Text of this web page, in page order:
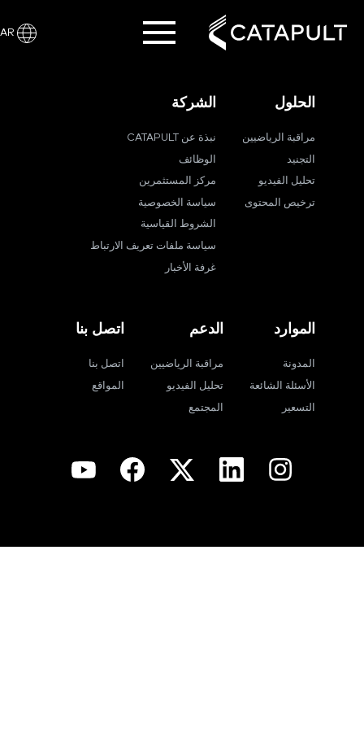
الحلول
مراقبة الرياضيين
التجنيد
تحليل الفيديو
ترخيص المحتوى
الشركة
نبذة عن CATAPULT
الوظائف
مركز المستثمرين
سياسة الخصوصية
الشروط القياسية
سياسة ملفات تعريف الارتباط
غرفة الأخبار
الموارد
المدونة
الأسئلة الشائعة
التسعير
الدعم
مراقبة الرياضيين
تحليل الفيديو
المجتمع
اتصل بنا
اتصل بنا
المواقع